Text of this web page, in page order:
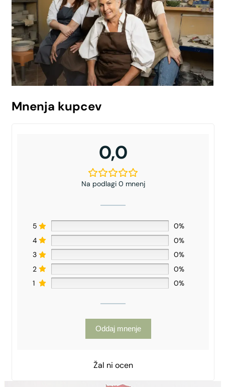
Mnenja kupcev
0,0
Na podlagi 0 mnenj
5
0%
4
0%
3
0%
2
0%
1
0%
Oddaj mnenje
Žal ni ocen